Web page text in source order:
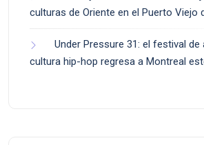
culturas de Oriente en el Puerto Viejo
Under Pressure 31: el festival de
cultura hip-hop regresa a Montreal